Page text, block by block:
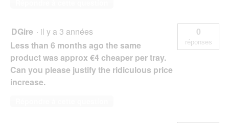
DGire · il y a 3 années
Less than 6 months ago the same
product was approx €4 cheaper per tray.
Can you please justify the ridiculous price
increase.
0
réponses